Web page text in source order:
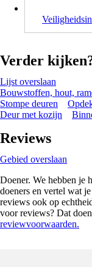
Verder
Lijst overslaan
Bouwstoffen, hout,
Stompe deuren
Deur met kozijn
Reviews
Gebied overslaan
Doener. We hebben je
doeners en vertel wat
reviews ook op
voor reviews? Dat
reviewvoorwaarden.